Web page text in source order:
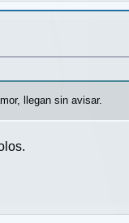
llegan sin avisar.